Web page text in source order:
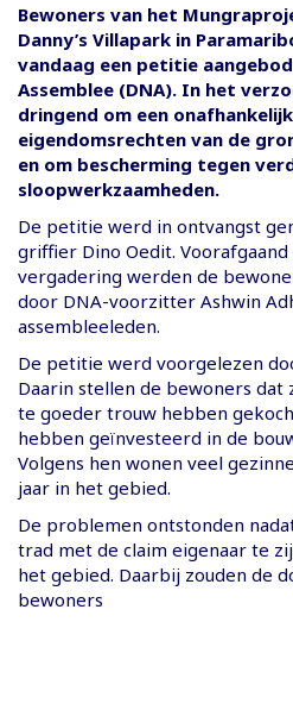
Bewoners van het
Danny’s Villapark in
vandaag een petitie
Assemblee (DNA). In het
dringend om een
eigendomsrechten van de
en om bescherming tegen
sloopwerkzaamheden.
De petitie werd in ontvangst
griffier Dino Oedit.
vergadering werden de
door DNA-voorzitter Ashwin
assembleeleden.
De petitie werd voorgelezen
Daarin stellen de bewoners dat
te goeder trouw hebben
hebben geïnvesteerd in de
Volgens hen wonen veel
jaar in het gebied.
De problemen ontstonden
trad met de claim eigenaar te
het gebied. Daarbij zouden de
bewoners